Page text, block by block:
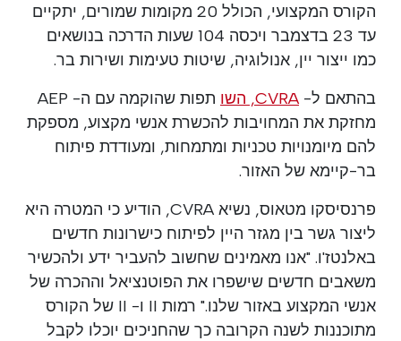
הקורס המקצועי, הכולל 20 מקומות שמורים, יתקיים
עד 23 בדצמבר ויכסה 104 שעות הדרכה בנושאים
כמו ייצור יין, אנולוגיה, שיטות טעימות ושירות בר.
בהתאם ל- CVRA, השו
תפות שהוקמה עם ה- AEP
מחזקת את המחויבות להכשרת אנשי מקצוע, מספקת
להם מיומנויות טכניות ומתמחות, ומעודדת פיתוח
בר-קיימא של האזור.
פרנסיסקו מטאוס, נשיא CVRA, הודיע כי המטרה היא
ליצור גשר בין מגזר היין לפיתוח כישרונות חדשים
באלנטז'ו. "אנו מאמינים שחשוב להעביר ידע ולהכשיר
משאבים חדשים שישפרו את הפוטנציאל וההכרה של
אנשי המקצוע באזור שלנו." רמות II ו- II של הקורס
מתוכננות לשנה הקרובה כך שהחניכים יוכלו לקבל